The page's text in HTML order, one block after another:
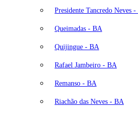
Presidente Tancredo Neves
Queimadas - BA
Quijingue - BA
Rafael Jambeiro - BA
Remanso - BA
Riachão das Neves - BA